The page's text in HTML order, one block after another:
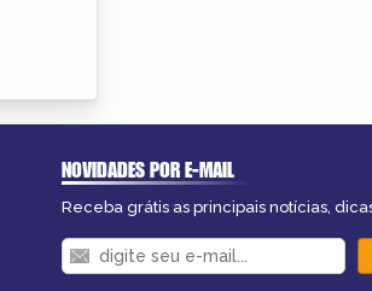
NOVIDADES POR E-MAIL
Receba grátis as principais notícias,